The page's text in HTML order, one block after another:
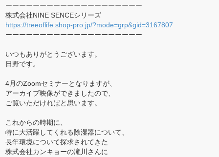
ーーーーーーーーーーーーーーーーーーーー
株式会社NINE SENCEシリーズ
https://treeoflife.shop-pro.jp/?mode=grp&gid=3167807
ーーーーーーーーーーーーーーーーーーーー
いつもありがとうございます。
日野です。
4月のZoomセミナーとなりますが、
アーカイブ映像ができましたので、
ご覧いただければと思います。
これからの時期に、
特に大活躍してくれる除湿器について、
長年環境について探求されてきた
株式会社カンキョーの滝川さんに